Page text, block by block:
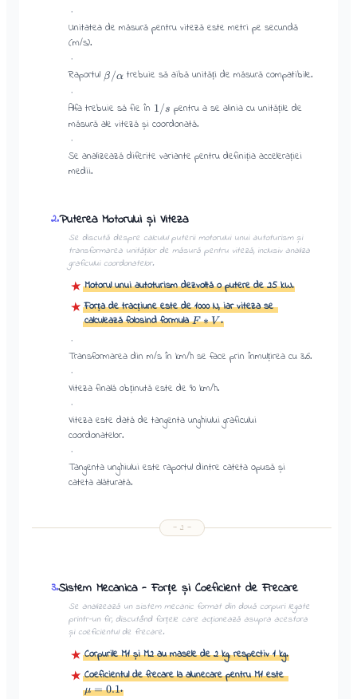
·
Unitatea de măsură pentru viteză este metri pe secundă
(m/s).
·
Raportul β /αtrebuie să aibă unități de măsură compatibile.
·
Alfa trebuie să fie în 1/s pentru a se alinia cu unitățile de
măsură ale viteză și coordonată.
·
Se analizează diferite variante pentru definiția accelerației
medii.
2.Puterea Motorului și Viteza
Se discută despre calculul puterii motorului unui autoturism și
transformarea unităților de măsură pentru viteză, inclusiv analiza
graficului coordonatelor.
★ Motorul unui autoturism dezvoltă o putere de 25 kW.
★ Forța de tracțiune este de 1000 N, iar viteza se
calculează folosind formulaF ∗ V .
·
Transformarea din m/s în km/h se face prin înmulțirea cu 3.6.
·
Viteza finală obținută este de 90 km/h.
·
Viteza este dată de tangenta unghiului graficului
coordonatelor.
·
Tangenta unghiului este raportul dintre cateta opusă și
cateta alăturată.
— 2 —
3.Sistem Mecanica - Forțe și Coeficient de Frecare
Se analizează un sistem mecanic format din două corpuri legate
printr-un fir, discutând forțele care acționează asupra acestora
și coeficientul de frecare.
★ Corpurile M1 și M2 au masele de 2 kg, respectiv 1 kg.
★ Coeficientul de frecare la alunecare pentru M1 este
μ = 0.1.